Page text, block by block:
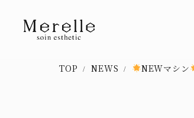
TOP NEWS NEWマシン